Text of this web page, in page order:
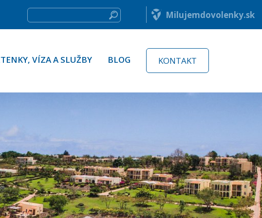
Milujemdovolenky.sk
VÍZA A SLUŽBY BLOG KONTAKT